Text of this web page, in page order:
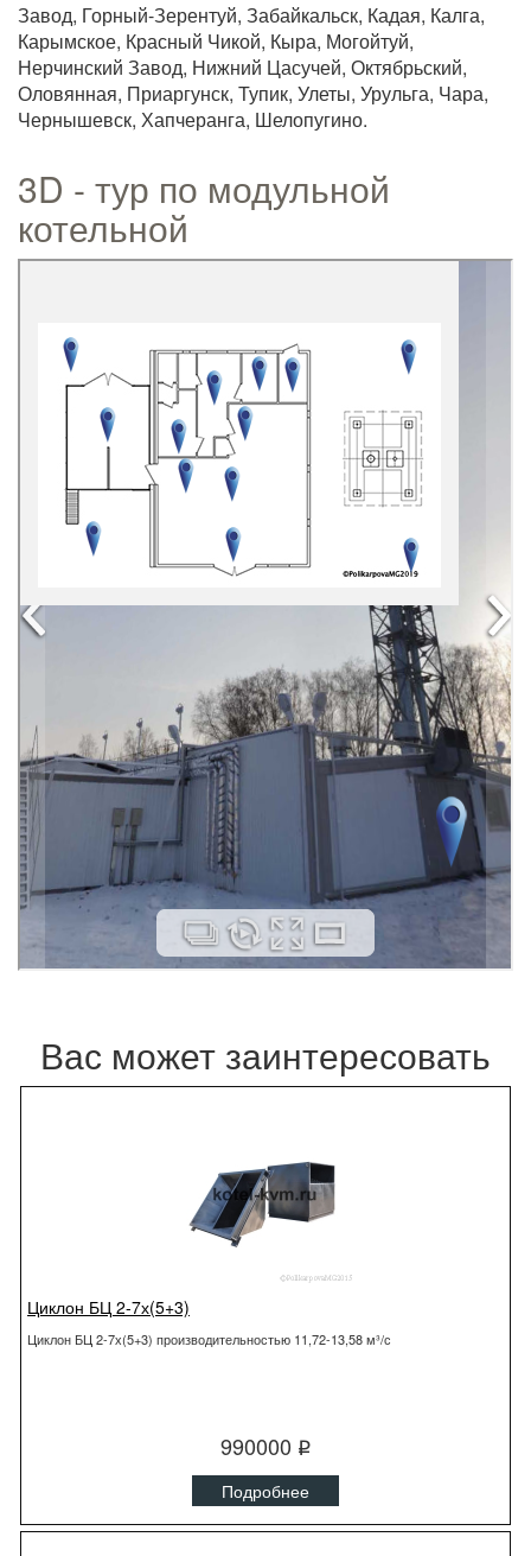
Завод, Горный-Зерентуй, Забайкальск, Кадая, Калга,
Карымское, Красный Чикой, Кыра, Могойтуй,
Нерчинский Завод, Нижний Цасучей, Октябрьский,
Оловянная, Приаргунск, Тупик, Улеты, Урульга, Чара,
Чернышевск, Хапчеранга, Шелопугино.
3D - тур по модульной
котельной
Вас может заинтересовать
Циклон БЦ 2-7х(5+3)
Циклон БЦ 2-7х(5+3) производительностью 11,72-13,58 м³/с
990000 q
Подробнее